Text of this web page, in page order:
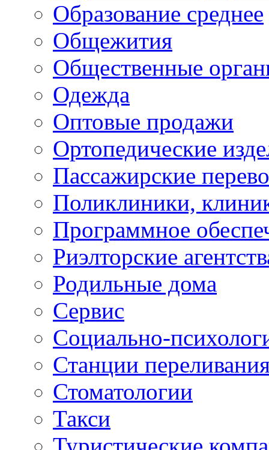
Образование среднее
Общежития
Общественные
Одежда
Оптовые продажи
Ортопедические
Пассажирские
Поликлиники,
Программное
Риэлторские
Родильные дома
Сервис
Социально-
Станции
Стоматологии
Такси